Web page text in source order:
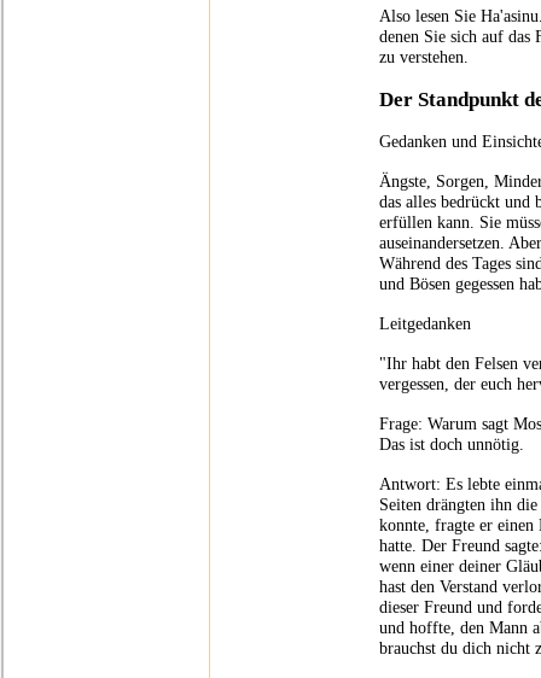
Also lesen Sie
denen Sie sich auf das
zu verstehen.
Der Standpunkt
Gedanken und
Ängste, Sorgen,
das alles bedrückt und
erfüllen kann. Sie
auseinandersetzen.
Während des Tages
und Bösen gegessen
Leitgedanken
"Ihr habt den Felsen
vergessen, der euch
Frage: Warum sagt
Das ist doch unnötig.
Antwort: Es lebte
Seiten drängten ihn
konnte, fragte er
hatte. Der Freund
wenn einer deiner
hast den Verstand
dieser Freund und
und hoffte, den Mann
brauchst du dich nicht